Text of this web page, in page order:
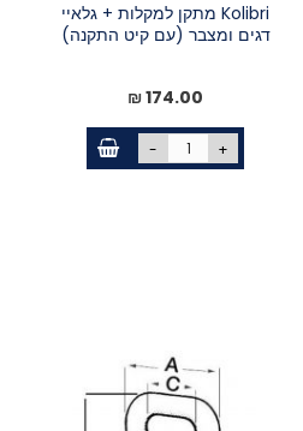
Kolibri מתקן למקלות + גלאיי
דגים ומצבר (עם קיט התקנה)
174.00 ₪
- +